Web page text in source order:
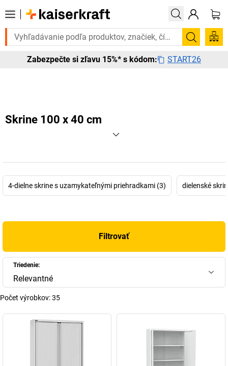
to urgentne? Vybrané bestsellery doručíme do 72 hodín. Objavte
Zabezpečte si zľavu 15%* s kódom: START26
Skrine 100 x 40 cm
4-dielne skrine s uzamykateľnými priehradkami (3) dielenské
Filtrovať
Triedenie:
Relevantné
Počet výrobkov:35